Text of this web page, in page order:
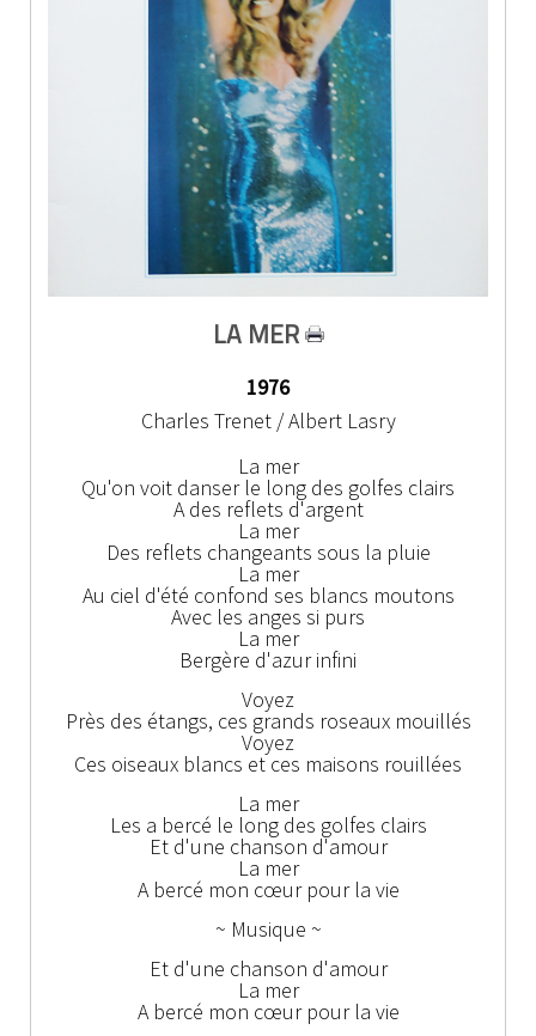
LA MER
1976
Charles Trenet / Albert Lasry
La mer
Qu'on voit danser le long des golfes clairs
A des reflets d'argent
La mer
Des reflets changeants sous la pluie
La mer
Au ciel d'été confond ses blancs moutons
Avec les anges si purs
La mer
Bergère d'azur infini
Voyez
Près des étangs, ces grands roseaux mouillés
Voyez
Ces oiseaux blancs et ces maisons rouillées
La mer
Les a bercé le long des golfes clairs
Et d'une chanson d'amour
La mer
A bercé mon cœur pour la vie
~ Musique ~
Et d'une chanson d'amour
La mer
A bercé mon cœur pour la vie